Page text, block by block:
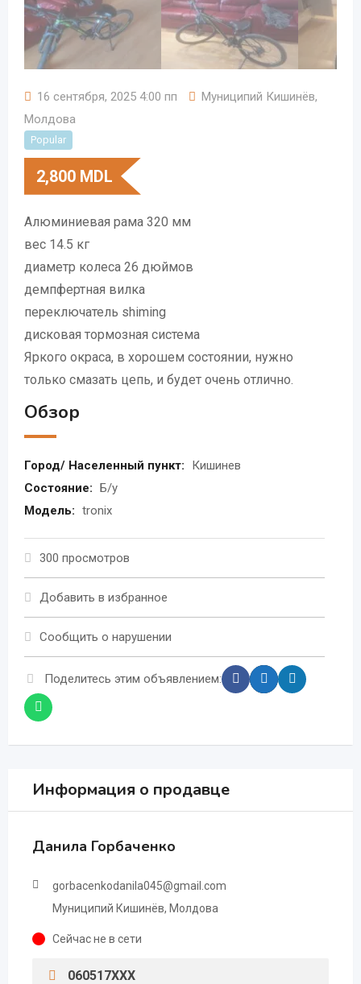
16 сентября, 2025 4:00 пп Муниципий Кишинёв,
Молдова
Popular
2,800 MDL
Алюминиевая рама 320 мм
вес 14.5 кг
диаметр колеса 26 дюймов
демпфертная вилка
переключатель shiming
дисковая тормозная система
Яркого окраса, в хорошем состоянии, нужно
только смазать цепь, и будет очень отлично.
Обзор
Город/ Населенный пункт:
Кишинев
Состояние: Б/у
Модель: tronix
300 просмотров
Добавить в избранное
Сообщить о нарушении
Поделитесь этим объявлением:
Информация о продавце
Данила Горбаченко
gorbacenkodanila045@gmail.com
Муниципий Кишинёв, Молдова
Сейчас не в сети
060517XXX